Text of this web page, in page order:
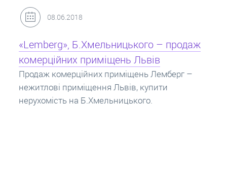
31.05.2018
Кредит під заставу нерухомості:
Іпотека на квартиру – кредит на житло під
заставу нерухомості. Купити в іпотеку – що
потрібно знати? Консультація від Експертів
про іпотечні кредити.